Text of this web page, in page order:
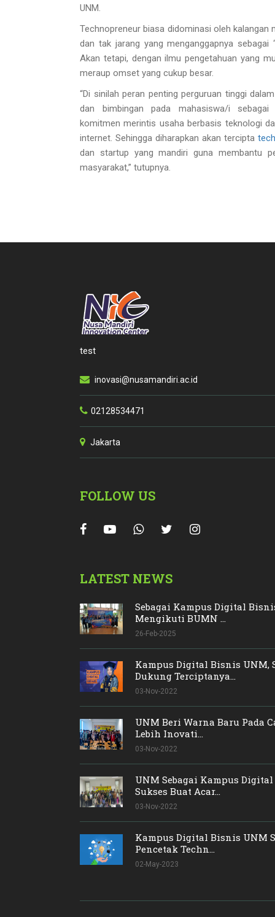
UNM.
Technopreneur biasa didominasi oleh kalangan
dan tak jarang yang menganggapnya sebagai
Akan tetapi, dengan ilmu pengetahuan yang
meraup omset yang cukup besar.
“Di sinilah peran penting perguruan tinggi
dan bimbingan pada mahasiswa/i
komitmen merintis usaha berbasis teknologi
internet. Sehingga diharapkan akan tercipta
dan startup yang mandiri guna membantu
masyarakat,” tutupnya.
test
inovasi@nusamandiri.ac.id
02128534471
Jakarta
FOLLOW US
LATEST NEWS
Sebagai Kampus Digital
Mengikuti BUMN ...
26-Feb-2025
Kampus Digital Bisnis UNM,
Dukung Terciptanya...
03-Nov-2022
UNM Beri Warna Baru Pada
Lebih Inovati...
03-Nov-2022
UNM Sebagai Kampus
Sukses Buat Acar...
03-Nov-2022
Kampus Digital Bisnis UNM
Pencetak Techn...
02-May-2023